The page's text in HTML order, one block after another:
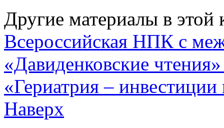
Другие материалы в этой
Всероссийская НПК с
«Давиденковские
«Гериатрия –
Наверх